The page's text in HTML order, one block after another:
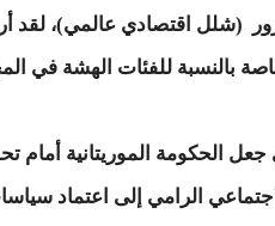
المرور (شلل اقتصادي عالمي)،
بالنسبة للفئات الهشة في
الحكومة الموريتانية أمام
الرامي إلى اعتماد